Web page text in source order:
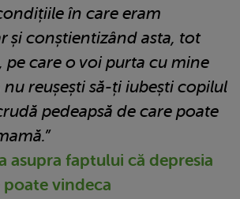
în care eram
și conștientizând asta, tot
pe care o voi purta cu mine
nu reușești să-ți iubești copilul
pedeapsă de care poate
asupra faptului că depresia
vindeca